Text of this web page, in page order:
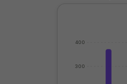
300
400